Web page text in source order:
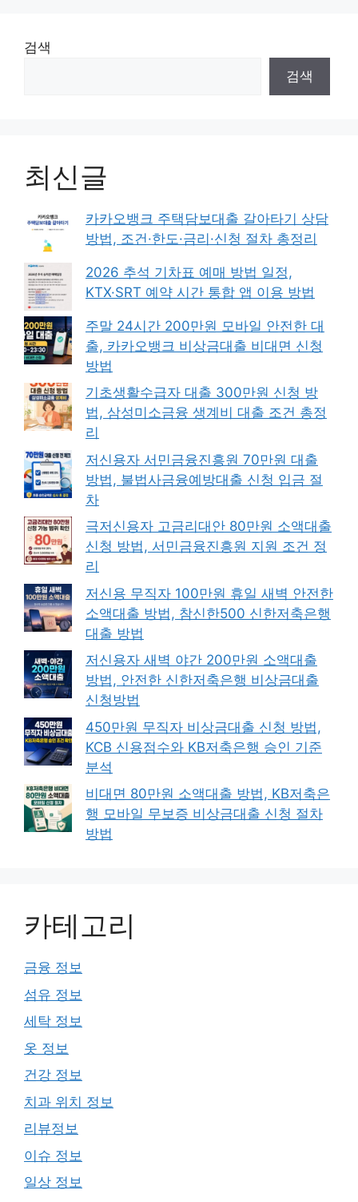
검색
검색
최신글
카카오뱅크 주택담보대출 갈아타기 상담
방법, 조건·한도·금리·신청 절차 총정리
2026 추석 기차표 예매 방법 일정,
KTX·SRT 예약 시간 통합 앱 이용 방법
주말 24시간 200만원 모바일 안전한 대
출, 카카오뱅크 비상금대출 비대면 신청
방법
기초생활수급자 대출 300만원 신청 방
법, 삼성미소금융 생계비 대출 조건 총정
리
저신용자 서민금융진흥원 70만원 대출
방법, 불법사금융예방대출 신청 입금 절
차
극저신용자 고금리대안 80만원 소액대출
신청 방법, 서민금융진흥원 지원 조건 정
리
저신용 무직자 100만원 휴일 새벽 안전한
소액대출 방법, 참신한500 신한저축은행
대출 방법
저신용자 새벽 야간 200만원 소액대출
방법, 안전한 신한저축은행 비상금대출
신청방법
450만원 무직자 비상금대출 신청 방법,
KCB 신용점수와 KB저축은행 승인 기준
분석
비대면 80만원 소액대출 방법, KB저축은
행 모바일 무보증 비상금대출 신청 절차
방법
카테고리
금융 정보
섬유 정보
세탁 정보
옷 정보
건강 정보
치과 위치 정보
리뷰정보
이슈 정보
일상 정보